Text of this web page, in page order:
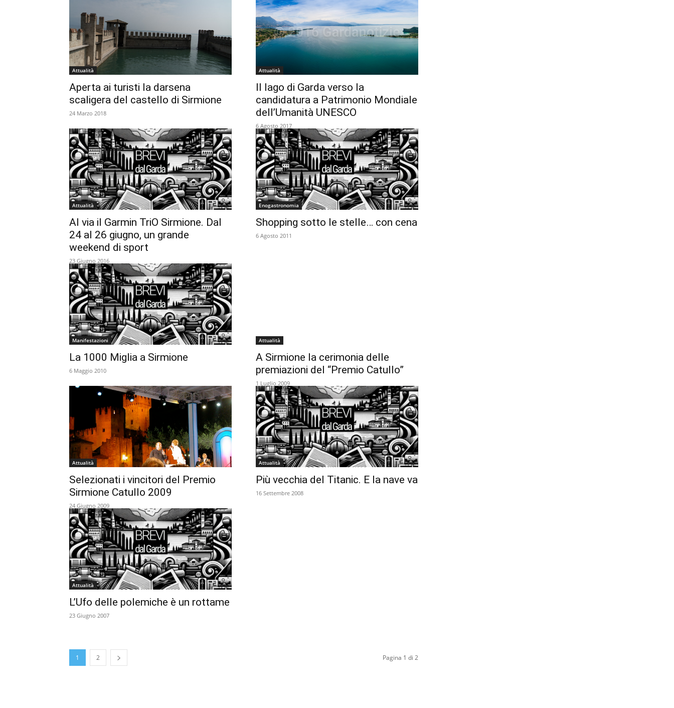
Attualità
Aperta ai turisti la darsena
scaligera del castello di Sirmione
24 Marzo 2018
Attualità
Il lago di Garda verso la
candidatura a Patrimonio Mondiale
dell’Umanità UNESCO
6 Agosto 2017
Attualità
Al via il Garmin TriO Sirmione. Dal
24 al 26 giugno, un grande
weekend di sport
23 Giugno 2016
Enogastronomia
Shopping sotto le stelle… con cena
6 Agosto 2011
Manifestazioni
La 1000 Miglia a Sirmione
6 Maggio 2010
Attualità
A Sirmione la cerimonia delle
premiazioni del “Premio Catullo”
1 Luglio 2009
Attualità
Selezionati i vincitori del Premio
Sirmione Catullo 2009
24 Giugno 2009
Attualità
Più vecchia del Titanic. E la nave va
16 Settembre 2008
Attualità
L’Ufo delle polemiche è un rottame
23 Giugno 2007
1 2 Pagina 1 di 2